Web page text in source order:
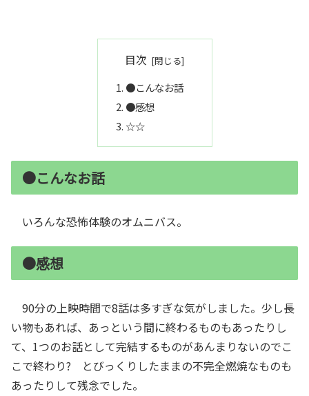
目次
●こんなお話
●感想
☆☆
●こんなお話
いろんな恐怖体験のオムニバス。
●感想
90分の上映時間で8話は多すぎな気がしました。少し長
い物もあれば、あっという間に終わるものもあったりし
て、1つのお話として完結するものがあんまりないのでこ
こで終わり? とびっくりしたままの不完全燃焼なものも
あったりして残念でした。